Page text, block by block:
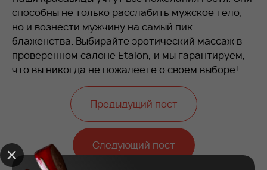
способны не только расслабить мужское тело,
но и вознести мужчину на самый пик
блаженства. Выбирайте эротический массаж в
проверенном салоне Etalon, и мы гарантируем,
что вы никогда не пожалеете о своем выборе!
Предыдущий пост
Следующий пост